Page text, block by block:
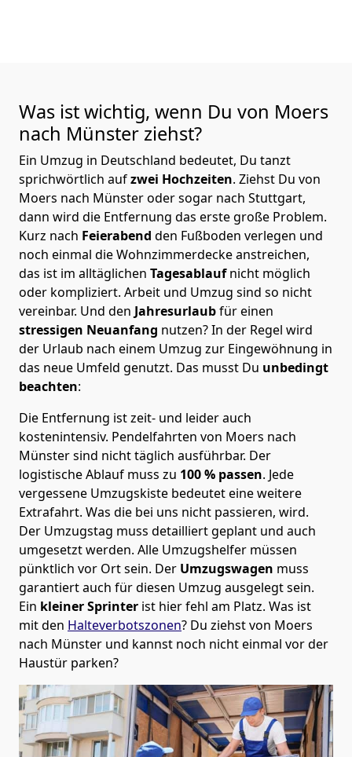
Was ist wichtig, wenn Du von Moers
nach Münster ziehst?
Ein Umzug in Deutschland bedeutet, Du tanzt
sprichwörtlich aufzwei Hochzeiten. Ziehst Du von
Moers nach Münster oder sogar nach Stuttgart,
dann wird die Entfernung das erste große Problem.
Kurz nach Feierabend den Fußboden verlegen und
noch einmal die Wohnzimmerdecke anstreichen,
das ist im alltäglichen Tagesablaufnicht möglich
oder kompliziert. Arbeit und Umzug sind so nicht
vereinbar. Und den Jahresurlaubfür einen
stressigen Neuanfang nutzen? In der Regel wird
der Urlaub nach einem Umzug zur Eingewöhnung in
das neue Umfeld genutzt. Das musst Du unbedingt
beachten:
Die Entfernung ist zeit- und leider auch
kostenintensiv. Pendelfahrten von Moers nach
Münster sind nicht täglich ausführbar. Der
logistische Ablauf muss zu 100 % passen. Jede
vergessene Umzugskiste bedeutet eine weitere
Extrafahrt. Was die bei uns nicht passieren, wird.
Der Umzugstag muss detailliert geplant und auch
umgesetzt werden. Alle Umzugshelfer müssen
pünktlich vor Ort sein. Der Umzugswagen muss
garantiert auch für diesen Umzug ausgelegt sein.
Ein kleiner Sprinter ist hier fehl am Platz. Was ist
mit den Halteverbotszonen? Du ziehst von Moers
nach Münster und kannst noch nicht einmal vor der
Haustür parken?